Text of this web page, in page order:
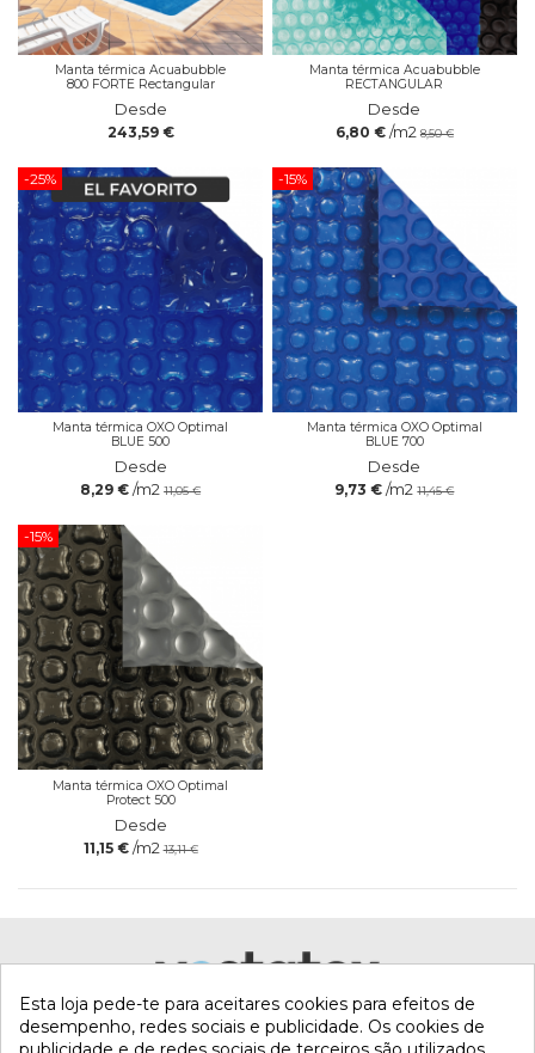
Manta térmica Acuabubble
800 FORTE Rectangular
Desde
243,59 €
Manta térmica Acuabubble
RECTANGULAR
Desde
6,80 € /m2 8,50 €
-25%
Manta térmica OXO Optimal
BLUE 500
Desde
8,29 € /m2 11,05 €
-15%
Manta térmica OXO Optimal
BLUE 700
Desde
9,73 € /m2 11,45 €
-15%
Manta térmica OXO Optimal
Protect 500
Desde
11,15 € /m2 13,11 €
Esta loja pede-te para aceitares cookies para efeitos de
desempenho, redes sociais e publicidade. Os cookies de